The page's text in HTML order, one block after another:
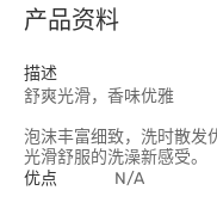
产品资料
描述
舒爽光滑，香味优雅
泡沫丰富细致，洗时散发
光滑舒服的洗澡新感受。
优点
N/A